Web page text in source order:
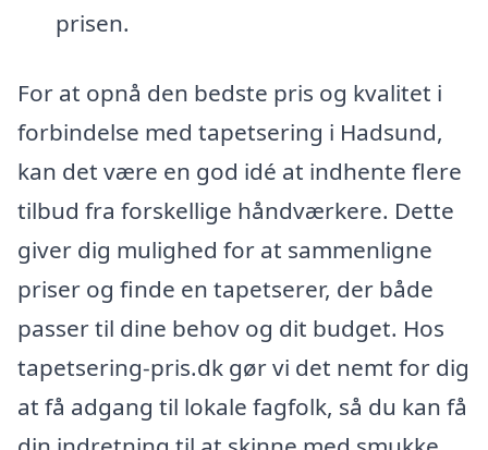
prisen.
For at opnå den bedste pris og kvalitet i
forbindelse med tapetsering i Hadsund,
kan det være en god idé at indhente flere
tilbud fra forskellige håndværkere. Dette
giver dig mulighed for at sammenligne
priser og finde en tapetserer, der både
passer til dine behov og dit budget. Hos
tapetsering-pris.dk gør vi det nemt for dig
at få adgang til lokale fagfolk, så du kan få